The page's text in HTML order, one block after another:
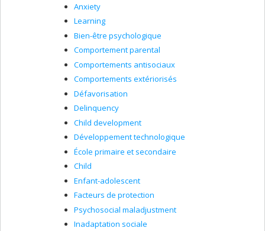
Anxiety
Learning
Bien-être psychologique
Comportement parental
Comportements antisociaux
Comportements extériorisés
Défavorisation
Delinquency
Child development
Développement technologique
École primaire et secondaire
Child
Enfant-adolescent
Facteurs de protection
Psychosocial maladjustment
Inadaptation sociale